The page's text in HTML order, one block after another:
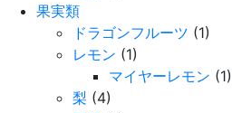
果実類
ドラゴンフルーツ (1)
レモン (1)
マイヤーレモン (1)
梨 (4)